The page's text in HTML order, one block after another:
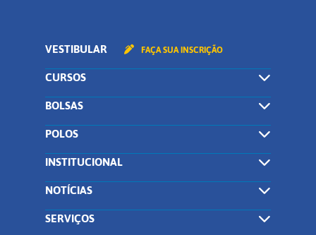
VESTIBULAR FAÇA SUA INSCRIÇÃO
CURSOS
BOLSAS
POLOS
INSTITUCIONAL
NOTÍCIAS
SERVIÇOS